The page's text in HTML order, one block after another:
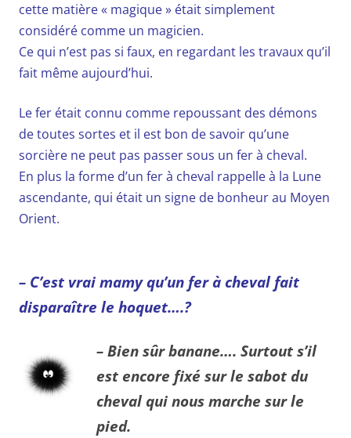
cette matière « magique » était simplement
considéré comme un magicien.
Ce qui n’est pas si faux, en regardant les travaux qu’il
fait même aujourd’hui.
Le fer était connu comme repoussant des démons
de toutes sortes et il est bon de savoir qu’une
sorcière ne peut pas passer sous un fer à cheval.
En plus la forme d’un fer à cheval rappelle à la Lune
ascendante, qui était un signe de bonheur au Moyen
Orient.
– C’est vrai mamy qu’un fer à cheval fait
disparaître le hoquet….?
– Bien sûr banane…. Surtout s’il
est encore fixé sur le sabot du
cheval qui nous marche sur le
pied.